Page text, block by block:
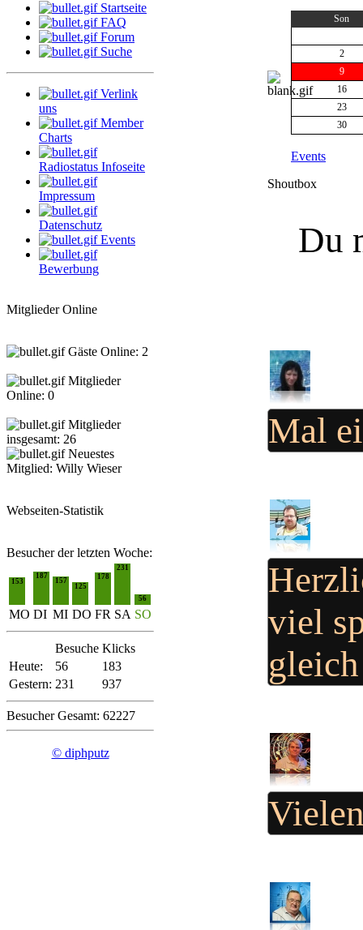
Startseite
FAQ
Forum
Suche
Verlink
uns
Member
Charts
Radiostatus Infoseite
Impressum
Datenschutz
Events
Bewerbung
Mitglieder Online
Gäste Online: 2
Mitglieder
Online: 0
Mitglieder
insgesamt: 26
Neuestes
Mitglied: Willy Wieser
Webseiten-Statistik
Besucher der letzten Woche:
153
187
157
125
178
231
56
MO DI MI DO FR SA SO
Besuche Klicks
Heute:
56
183
Gestern: 231 937
Besucher Gesamt: 62227
© diphputz
Son
2
9
16
23
30
Events
Shoutbox
Du
Mal
viel